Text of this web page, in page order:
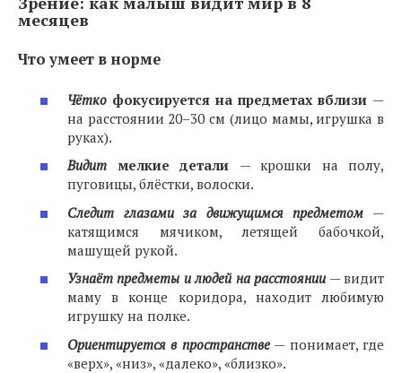
месяцев
Что умеет в норме
Чётко фокусируется на предметах вблизи —
на расстоянии 20–30 см (лицо мамы, игрушка в
руках).
Видит мелкие детали — крошки на полу,
пуговицы, блёстки, волоски.
Следит глазами за движущимся предметом —
катящимся мячиком, летящей бабочкой,
машущей рукой.
Узнаёт предметы и людей на расстоянии — видит
маму в конце коридора, находит любимую
игрушку на полке.
Ориентируется в пространстве— понимает, где
«верх», «низ», «далеко», «близко».